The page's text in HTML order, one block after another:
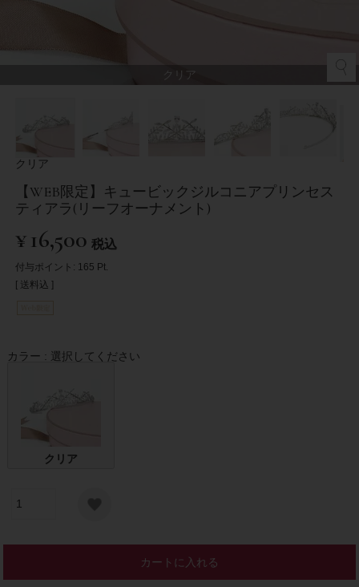
クリア
クリア
【WEB限定】キュービックジルコニアプリンセス
ティアラ(リーフオーナメント)
¥16,500 税込
付与ポイント: 165 Pt.
送料込
カラー 選択してください
クリア
カートに入れる